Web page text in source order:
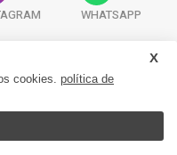
WHATSAPP
Quem Somos
47 9 8865-7880
cookies. política de